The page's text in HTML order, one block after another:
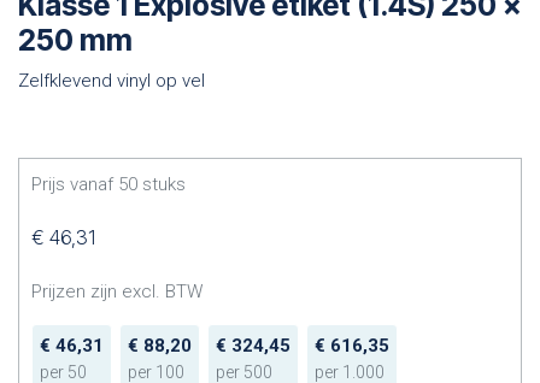
250 mm
Zelfklevend vinyl op vel
Prijs vanaf 50 stuks
€ 46,31
Prijzen zijn excl. BTW
€ 46,31
per 50
€ 88,20
per 100
€ 324,45
per 500
€ 616,35
per 1.000